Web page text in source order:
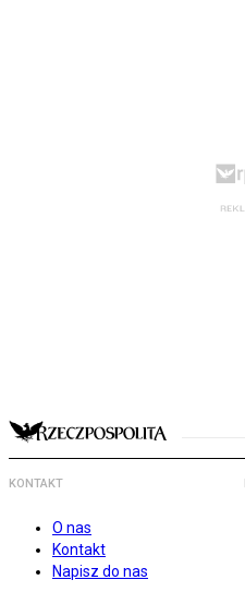
KONTAKT
O nas
Kontakt
Napisz do nas